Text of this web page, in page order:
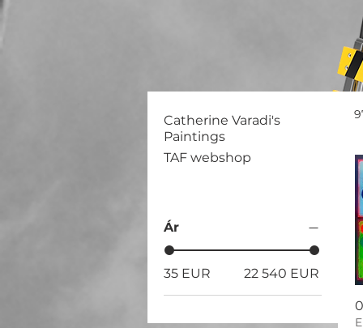
Catherine Varadi's
Paintings
TAF webshop
Ár
35 EUR 22 540 EUR